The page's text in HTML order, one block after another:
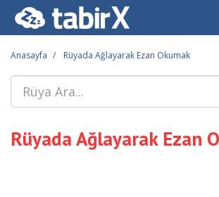
Anasayfa Rüyada Ağlayarak Ezan Okumak
Rüyada Ağlayarak Ezan